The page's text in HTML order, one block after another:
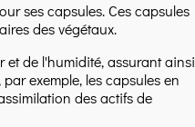
ses capsules. Ces capsules
des végétaux.
et de l'humidité, assurant ainsi
exemple, les capsules en
des actifs de